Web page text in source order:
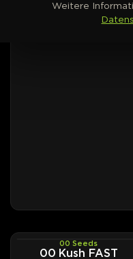
00 Seeds
00 Kush FAST
Weitere